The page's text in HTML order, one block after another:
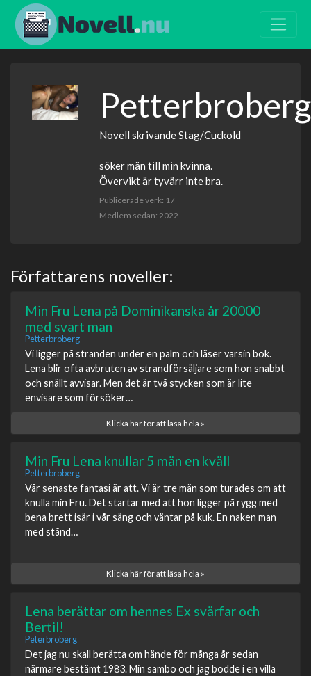
Petterbroberg
Novell skrivande Stag/Cuckold
söker män till min kvinna.
Övervikt är tyvärr inte bra.
Publicerade verk: 17
Medlem sedan: 2022
Författarens noveller:
Min Fru Lena på Dominikanska år 20000
med svart man
Petterbroberg
Vi ligger på stranden under en palm och läser varsin bok.
Lena blir ofta avbruten av strandförsäljare som hon snabbt
och snällt avvisar. Men det är två stycken som är lite
envisare som försöker…
Klicka här för att läsa hela »
Min Fru Lena knullar 5 män en kväll
Petterbroberg
Vår senaste fantasi är att. Vi är tre män som turades om att
knulla min Fru. Det startar med att hon ligger på rygg med
bena brett isär i vår säng och väntar på kuk. En naken man
med stånd…
Klicka här för att läsa hela »
Lena berättar om hennes Ex svärfar och
Bertil!
Peterbroberg
Det jag nu skall berätta om hände för många år sedan
närmare bestämt 1983. Min sambo och jag bodde i en villa